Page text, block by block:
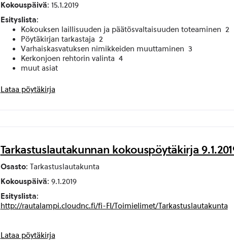
Kokouspäivä: 15.1.2019
Esityslista:
Kokouksen laillisuuden ja päätösvaltaisuuden toteaminen 2
Pöytäkirjan tarkastaja 2
Varhaiskasvatuksen nimikkeiden muuttaminen 3
Kerkonjoen rehtorin valinta 4
muut asiat
Lataa pöytäkirja
Tarkastuslautakunnan kokouspöytäkirja
Osasto: Tarkastuslautakunta
Kokouspäivä: 9.1.2019
Esityslista:
http://rautalampi.cloudnc.fi/fi-FI/Toimielimet/Tarkastuslautakunta
Lataa pöytäkirja